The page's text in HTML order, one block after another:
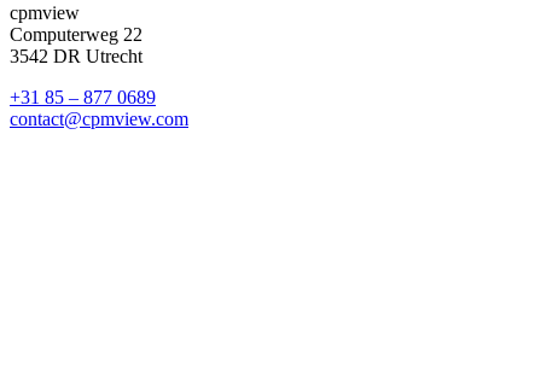
cpmview
Computerweg 22
3542 DR Utrecht
+31 85 – 877 0689
contact@cpmview.com